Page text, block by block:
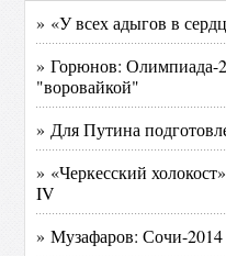
» «У всех адыгов в
» Горюнов: Олимпиада-
"воровайкой"
» Для Путина
» «Черкесский
IV
» Музафаров: Сочи-